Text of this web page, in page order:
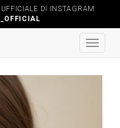
DI INSTAGRAM